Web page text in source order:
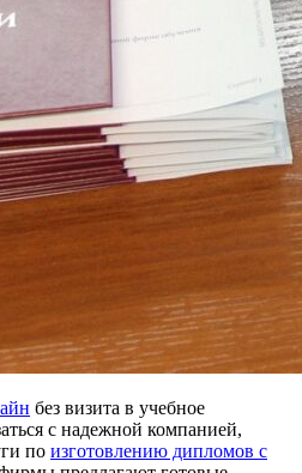
без визита в учебное
с надежной компанией,
по изготовлению дипломов с